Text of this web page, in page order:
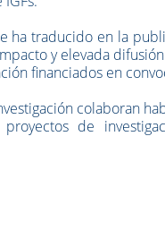
ha traducido en la
y elevada
financiados en
colaboran
de